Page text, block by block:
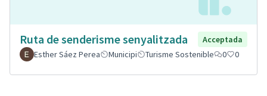
Ruta de senderisme senyalitzada
Acceptada
Esther Sáez Perea
Municipi Turisme Sostenible 0 0